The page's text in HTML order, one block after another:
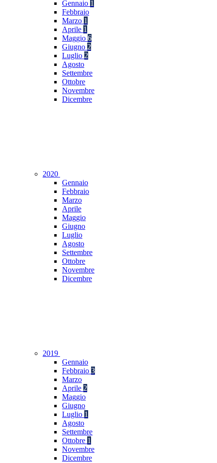
Gennaio 1
Febbraio
Marzo 1
Aprile 1
Maggio 6
Giugno 2
Luglio 2
Agosto
Settembre
Ottobre
Novembre
Dicembre
2020
Gennaio
Febbraio
Marzo
Aprile
Maggio
Giugno
Luglio
Agosto
Settembre
Ottobre
Novembre
Dicembre
2019
Gennaio
Febbraio 3
Marzo
Aprile 2
Maggio
Giugno
Luglio 1
Agosto
Settembre
Ottobre 1
Novembre
Dicembre